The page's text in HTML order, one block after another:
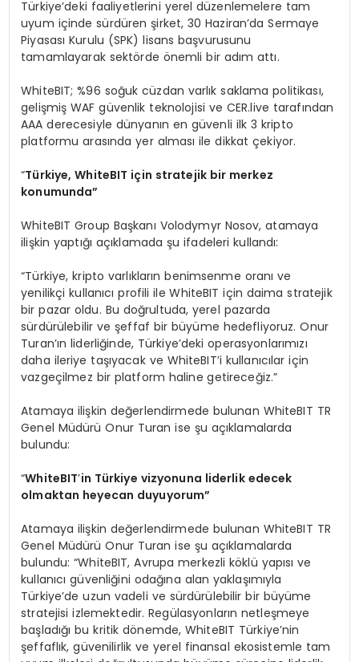
Türkiye’deki faaliyetlerini yerel düzenlemelere tam
uyum içinde sürdüren şirket, 30 Haziran’da Sermaye
Piyasası Kurulu (SPK) lisans başvurusunu
tamamlayarak sektörde önemli bir adım attı.
WhiteBIT; %96 soğuk cüzdan varlık saklama politikası,
gelişmiş WAF güvenlik teknolojisi ve CER.live tarafından
AAA derecesiyle dünyanın en güvenli ilk 3 kripto
platformu arasında yer alması ile dikkat çekiyor.
“Türkiye, WhiteBIT için stratejik bir merkez
konumunda”
WhiteBIT Group Başkanı Volodymyr Nosov, atamaya
ilişkin yaptığı açıklamada şu ifadeleri kullandı:
“Türkiye, kripto varlıkların benimsenme oranı ve
yenilikçi kullanıcı profili ile WhiteBIT için daima stratejik
bir pazar oldu. Bu doğrultuda, yerel pazarda
sürdürülebilir ve şeffaf bir büyüme hedefliyoruz. Onur
Turan’ın liderliğinde, Türkiye’deki operasyonlarımızı
daha ileriye taşıyacak ve WhiteBIT’i kullanıcılar için
vazgeçilmez bir platform haline getireceğiz.”
Atamaya ilişkin değerlendirmede bulunan WhiteBIT TR
Genel Müdürü Onur Turan ise şu açıklamalarda
bulundu:
“WhiteBIT’in Türkiye vizyonuna liderlik edecek
olmaktan heyecan duyuyorum”
Atamaya ilişkin değerlendirmede bulunan WhiteBIT TR
Genel Müdürü Onur Turan ise şu açıklamalarda
bulundu: “WhiteBIT, Avrupa merkezli köklü yapısı ve
kullanıcı güvenliğini odağına alan yaklaşımıyla
Türkiye’de uzun vadeli ve sürdürülebilir bir büyüme
stratejisi izlemektedir. Regülasyonların netleşmeye
başladığı bu kritik dönemde, WhiteBIT Türkiye’nin
şeffaflık, güvenilirlik ve yerel finansal ekosistemle tam